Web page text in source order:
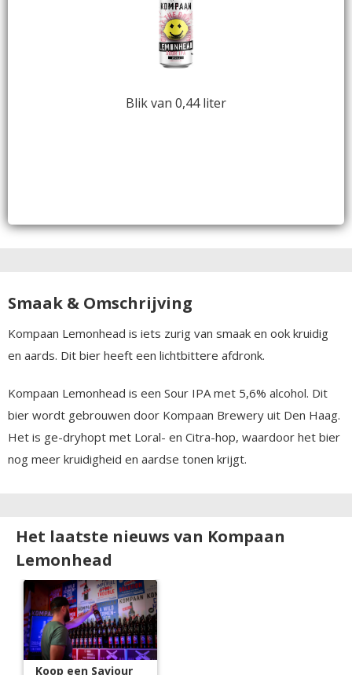
Blik van 0,44 liter
Smaak & Omschrijving
Kompaan Lemonhead is iets zurig van smaak en ook kruidig
en aards. Dit bier heeft een lichtbittere afdronk.
Kompaan Lemonhead is een Sour IPA met 5,6% alcohol. Dit
bier wordt gebrouwen door Kompaan Brewery uit Den Haag.
Het is ge-dryhopt met Loral- en Citra-hop, waardoor het bier
nog meer kruidigheid en aardse tonen krijgt.
Het laatste nieuws van Kompaan
Lemonhead
Koop een Saviour